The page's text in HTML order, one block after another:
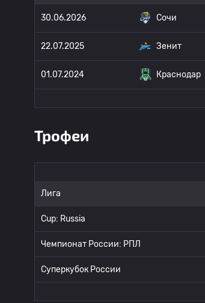
30.06.2026 Сочи
22.07.2025 Зенит
01.07.2024 Краснодар
Трофеи
Лига
Cup: Russia
Чемпионат России: РПЛ
Суперкубок России